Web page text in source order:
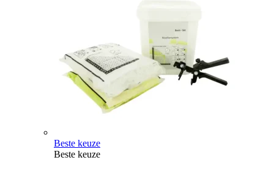
Beste keuze
Beste keuze